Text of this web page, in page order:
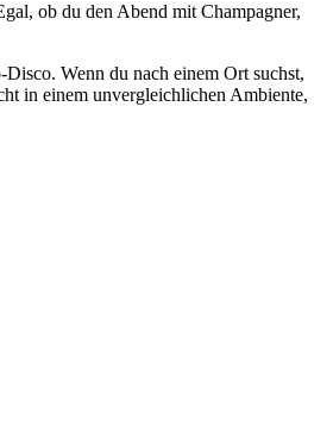
ob du den Abend mit Champagner,
Wenn du nach einem Ort suchst,
in einem unvergleichlichen Ambiente,